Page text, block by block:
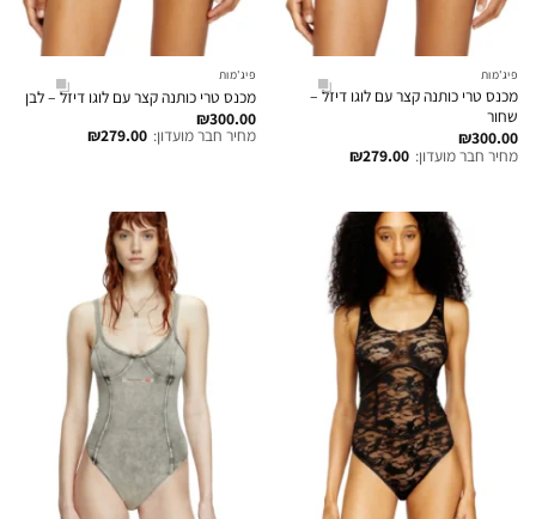
פיג'מות
מכנס טרי כותנה קצר עם לוגו דיזל –
שחור
₪300.00
מחיר חבר מועדון: ₪279.00
פיג'מות
מכנס טרי כותנה קצר עם לוגו דיזל – לבן
₪300.00
מחיר חבר מועדון: ₪279.00